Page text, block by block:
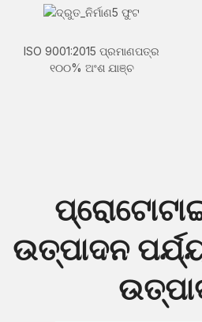
ISO 9001:2015 ପ୍ରମାଣପତ୍ର
୧୦୦% ଅଂଶ ଯାଞ୍ଚ
ଉତ୍ପାଦନ